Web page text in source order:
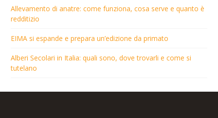
Allevamento di anatre: come funziona, cosa serve e quanto è
redditizio
EIMA si espande e prepara un’edizione da primato
Alberi Secolari in Italia: quali sono, dove trovarli e come si
tutelano